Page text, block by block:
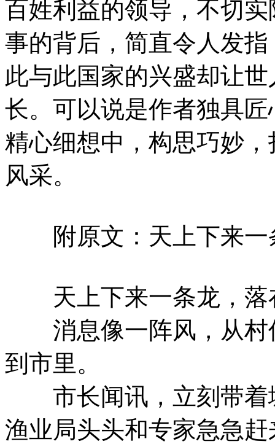
百姓利益的领导，不切
事的背后，简直令人发
此与此国家的兴盛却让
长。可以说是作者独具
精心细想中，构思巧妙
风采。
附原文：天上下来一
天上下来一条龙，落
消息像一阵风，从村
到市里。
市长闻讯，立刻带着
渔业局头头和专家急急赶